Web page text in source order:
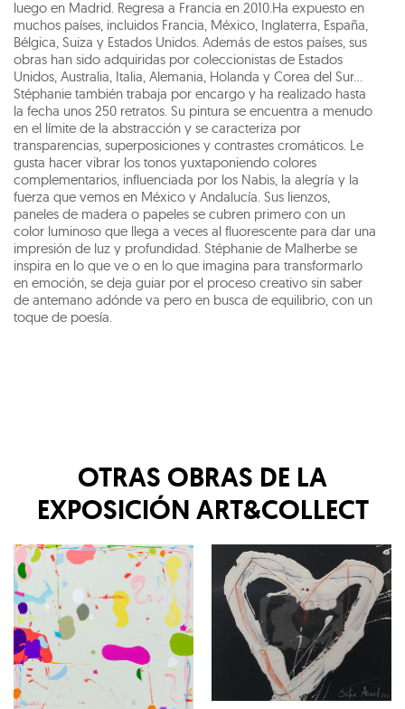
luego en Madrid. Regresa a Francia en 2010.Ha expuesto en
muchos países, incluidos Francia, México, Inglaterra, España,
Bélgica, Suiza y Estados Unidos. Además de estos países, sus
obras han sido adquiridas por coleccionistas de Estados
Unidos, Australia, Italia, Alemania, Holanda y Corea del Sur...
Stéphanie también trabaja por encargo y ha realizado hasta
la fecha unos 250 retratos. Su pintura se encuentra a menudo
en el límite de la abstracción y se caracteriza por
transparencias, superposiciones y contrastes cromáticos. Le
gusta hacer vibrar los tonos yuxtaponiendo colores
complementarios, influenciada por los Nabis, la alegría y la
fuerza que vemos en México y Andalucía. Sus lienzos,
paneles de madera o papeles se cubren primero con un
color luminoso que llega a veces al fluorescente para dar una
impresión de luz y profundidad. Stéphanie de Malherbe se
inspira en lo que ve o en lo que imagina para transformarlo
en emoción, se deja guiar por el proceso creativo sin saber
de antemano adónde va pero en busca de equilibrio, con un
toque de poesía.
OTRAS OBRAS DE LA
EXPOSICIÓN ART&COLLECT